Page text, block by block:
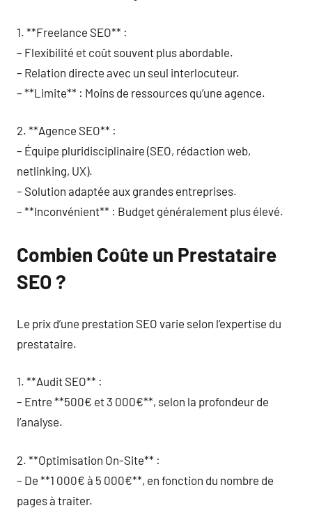
1. **Freelance SEO** :
– Flexibilité et coût souvent plus abordable.
– Relation directe avec un seul interlocuteur.
– **Limite** : Moins de ressources qu’une agence.
2. **Agence SEO** :
– Équipe pluridisciplinaire (SEO, rédaction web,
netlinking, UX).
– Solution adaptée aux grandes entreprises.
– **Inconvénient** : Budget généralement plus élevé.
Combien Coûte un Prestataire
SEO ?
Le prix d’une prestation SEO varie selon l’expertise du
prestataire.
1. **Audit SEO** :
– Entre **500€ et 3 000€**, selon la profondeur de
l’analyse.
2. **Optimisation On-Site** :
– De **1 000€ à 5 000€**, en fonction du nombre de
pages à traiter.